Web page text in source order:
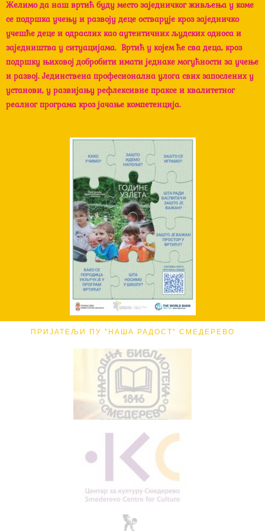
o
k
r
e
Желимо да наш вртић буду место заједничког живљења у коме
се подршка учењу и развоју деце остварује кроз заједничко
учешће деце и одраслих као аутентичних људских односа и
заједништва у ситуацијама. Вртић у којем ће сва деца, кроз
подршку њиховој добробити имати једнаке могућности за учење
и развој. Јединствена професионална улога свих запослених у
установи, у развијању рефлексивне праксе и квалитетног
реалног програма кроз јачање компетенција.
ПРИЈАТЕЉИ ПУ "НАША РАДОСТ" СМЕДЕРЕВО